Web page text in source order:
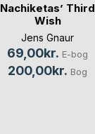
Nachiketas’ Third
Wish
Jens Gnaur
69,00kr. E-bog
200,00kr. Bog